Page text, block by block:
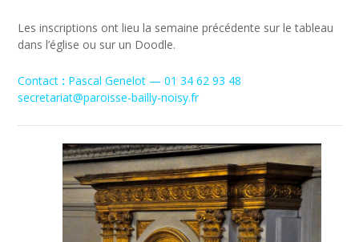
Les inscriptions ont lieu la semaine précédente sur le tableau
dans l’église ou sur un Doodle.
Contact : Pascal Genelot — 01 34 62 93 48
secretariat@paroisse-bailly-noisy.fr